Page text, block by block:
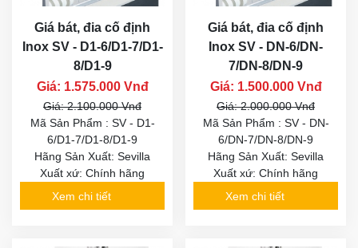
Giá bát, đia cố định
Inox SV - D1-6/D1-7/D1-
8/D1-9
Giá: 1.575.000 Vnđ
Giá: 2.100.000 Vnđ
Mã Sản Phẩm : SV - D1-
6/D1-7/D1-8/D1-9
Hãng Sản Xuất: Sevilla
Xuất xứ: Chính hãng
Xem chi tiết
Giá bát, đia cố định
Inox SV - DN-6/DN-
7/DN-8/DN-9
Giá: 1.500.000 Vnđ
Giá: 2.000.000 Vnđ
Mã Sản Phẩm : SV - DN-
6/DN-7/DN-8/DN-9
Hãng Sản Xuất: Sevilla
Xuất xứ: Chính hãng
Xem chi tiết